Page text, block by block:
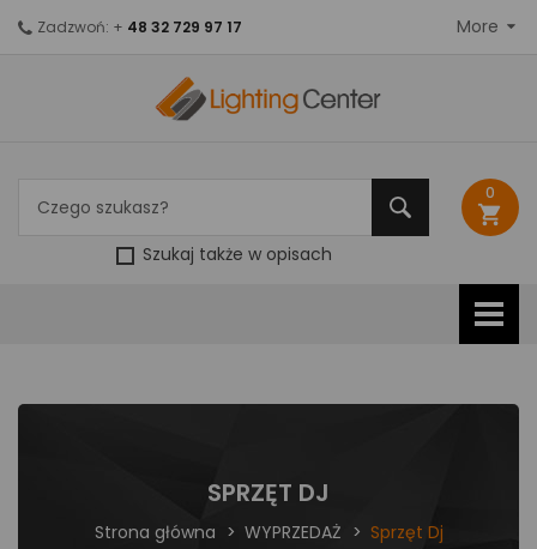
Szukaj także w opisach
0
shopping_cart
Zadzwoń: + 48 32 729 97 17 More
SPRZĘT DJ
Strona główna WYPRZEDAŻ Sprzęt Dj